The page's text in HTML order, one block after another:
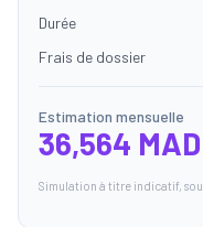
Durée
Frais de dossier
Estimation mensuelle
36,564 MAD
Simulation à titre indicatif,